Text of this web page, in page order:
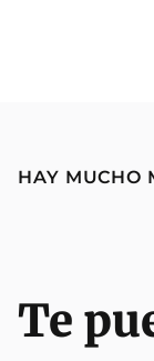
HAY MUCHO
Te